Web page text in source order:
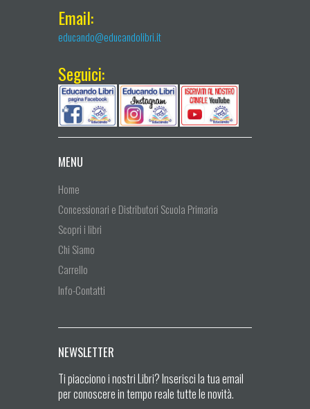
Email:
educando@educandolibri.it
Seguici:
MENU
Home
Concessionari e Distributori Scuola Primaria
Scopri i libri
Chi Siamo
Carrello
Info-Contatti
NEWSLETTER
Ti piacciono i nostri Libri? Inserisci la tua email
per conoscere in tempo reale tutte le novità.